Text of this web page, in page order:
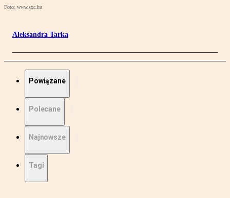
Foto: www.sxc.hu
Aleksandra Tarka
Powiązane
Polecane
Najnowsze
Tagi